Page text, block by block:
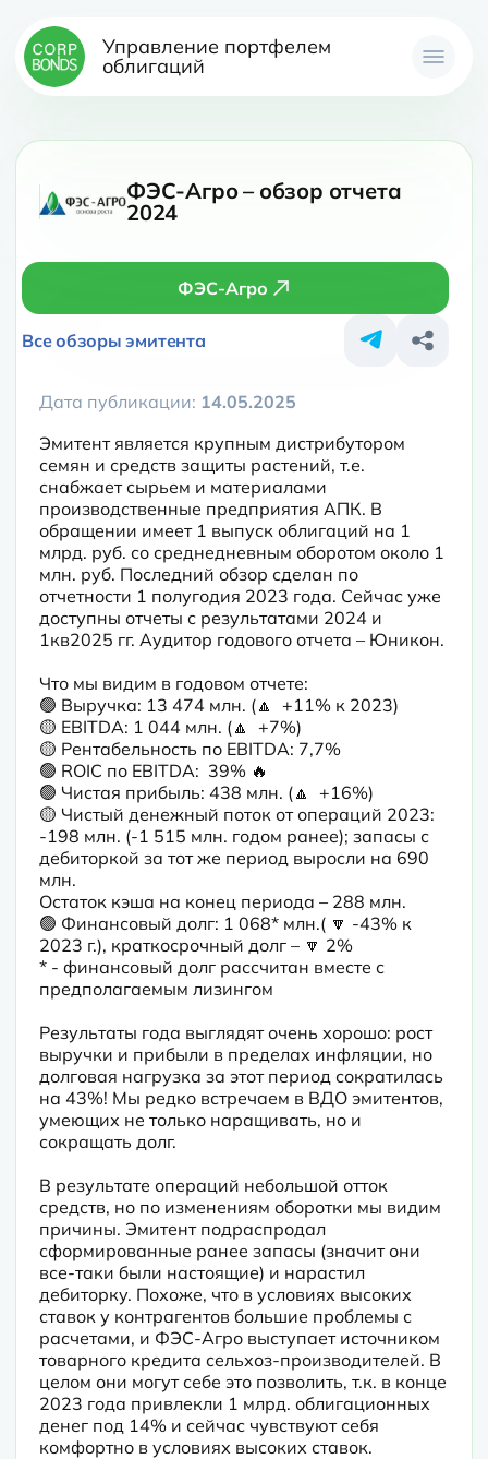
Управление портфелем
облигаций
ФЭС-Агро – обзор отчета
2024
ФЭС-Агро
Все обзоры эмитента
Дата публикации: 14.05.2025
Эмитент является крупным дистрибутором
семян и средств защиты растений, т.е.
снабжает сырьем и материалами
производственные предприятия АПК. В
обращении имеет 1 выпуск облигаций на 1
млрд. руб. со среднедневным оборотом около 1
млн. руб. Последний обзор сделан по
отчетности 1 полугодия 2023 года. Сейчас уже
доступны отчеты с результатами 2024 и
1кв2025 гг. Аудитор годового отчета – Юникон.
Что мы видим в годовом отчете:
🟢 Выручка: 13 474 млн. (🔼  +11% к 2023)
🟡 EBITDA: 1 044 млн. (🔼  +7%)
🟡 Рентабельность по EBITDA: 7,7%
🟢 ROIC по EBITDA:  39% 🔥
🟢 Чистая прибыль: 438 млн. (🔼  +16%)
🟡 Чистый денежный поток от операций 2023:
-198 млн. (-1 515 млн. годом ранее); запасы с
дебиторкой за тот же период выросли на 690
млн.
Остаток кэша на конец периода – 288 млн.
🟢 Финансовый долг: 1 068* млн.( 🔽 -43% к
2023 г.), краткосрочный долг – 🔽 2%
* - финансовый долг рассчитан вместе с
предполагаемым лизингом
Результаты года выглядят очень хорошо: рост
выручки и прибыли в пределах инфляции, но
долговая нагрузка за этот период сократилась
на 43%! Мы редко встречаем в ВДО эмитентов,
умеющих не только наращивать, но и
сокращать долг.
В результате операций небольшой отток
средств, но по изменениям оборотки мы видим
причины. Эмитент подраспродал
сформированные ранее запасы (значит они
все-таки были настоящие) и нарастил
дебиторку. Похоже, что в условиях высоких
ставок у контрагентов большие проблемы с
расчетами, и ФЭС-Агро выступает источником
товарного кредита сельхоз-производителей. В
целом они могут себе это позволить, т.к. в конце
2023 года привлекли 1 млрд. облигационных
денег под 14% и сейчас чувствуют себя
комфортно в условиях высоких ставок.